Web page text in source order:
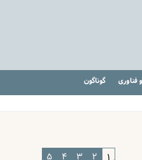
فناوری گوناگون